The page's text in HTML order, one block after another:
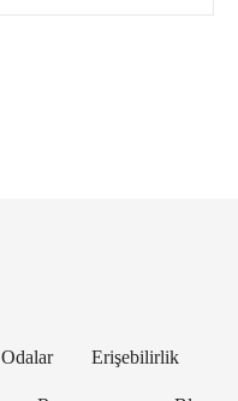
Odalar Erişebilirlik